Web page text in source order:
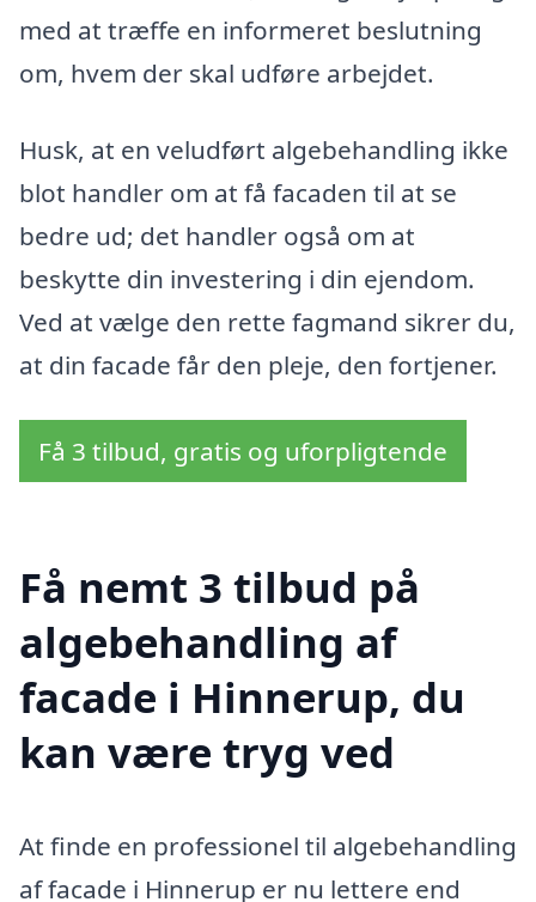
med at træffe en informeret beslutning
om, hvem der skal udføre arbejdet.
Husk, at en veludført algebehandling ikke
blot handler om at få facaden til at se
bedre ud; det handler også om at
beskytte din investering i din ejendom.
Ved at vælge den rette fagmand sikrer du,
at din facade får den pleje, den fortjener.
Få 3 tilbud, gratis og uforpligtende
Få nemt 3 tilbud på
algebehandling af
facade i Hinnerup, du
kan være tryg ved
At finde en professionel til algebehandling
af facade i Hinnerup er nu lettere end